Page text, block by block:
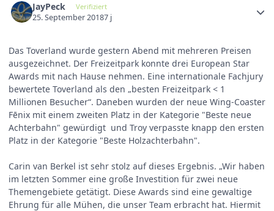
JayPeck Verifiziert
25. September 20187 j
Das Toverland wurde gestern Abend mit mehreren Preisen
ausgezeichnet. Der Freizeitpark konnte drei European Star
Awards mit nach Hause nehmen. Eine internationale Fachjury
bewertete Toverland als den „besten Freizeitpark < 1
Millionen Besucher“. Daneben wurden der neue Wing-Coaster
Fēnix mit einem zweiten Platz in der Kategorie "Beste neue
Achterbahn" gewürdigt und Troy verpasste knapp den ersten
Platz in der Kategorie "Beste Holzachterbahn".
Carin van Berkel ist sehr stolz auf dieses Ergebnis. „Wir haben
im letzten Sommer eine große Investition für zwei neue
Themengebiete getätigt. Diese Awards sind eine gewaltige
Ehrung für alle Mühen, die unser Team erbracht hat. Hiermit